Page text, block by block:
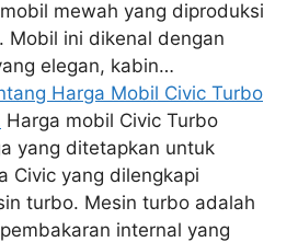
mewah yang diproduksi
Mobil ini dikenal dengan
elegan, kabin…
Harga Mobil Civic Turbo
Harga mobil Civic Turbo
yang ditetapkan untuk
Civic yang dilengkapi
turbo. Mesin turbo adalah
internal yang